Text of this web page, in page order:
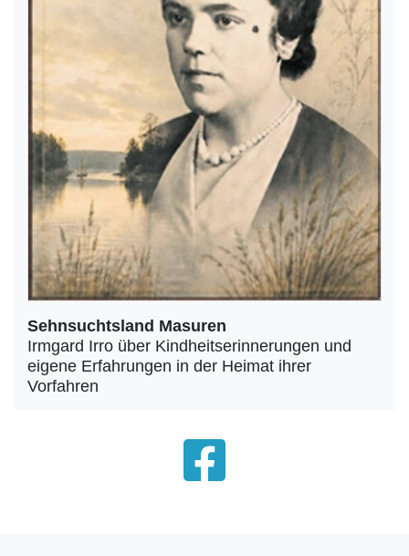
Sehnsuchtsland Masuren
Irmgard Irro über Kindheitserinnerungen und
eigene Erfahrungen in der Heimat ihrer
Vorfahren